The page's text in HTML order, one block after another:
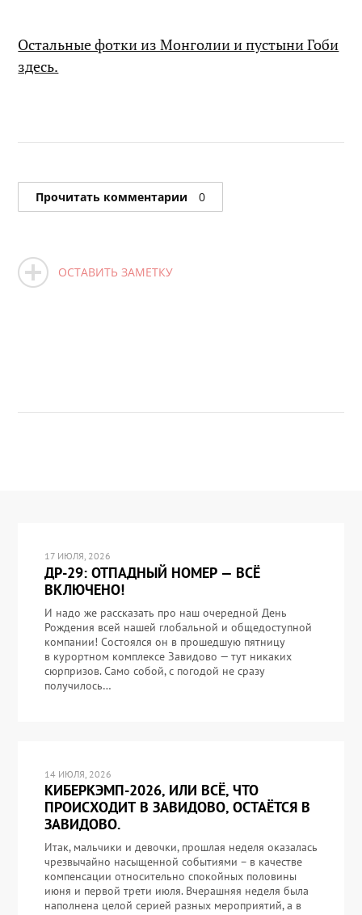
Остальные фотки из Монголии и пустыни Гоби
здесь.
Прочитать комментарии 0
ОСТАВИТЬ ЗАМЕТКУ
17 ИЮЛЯ, 2026
ДР-29: ОТПАДНЫЙ НОМЕР — ВСЁ
ВКЛЮЧЕНО!
И надо же рассказать про наш очередной День
Рождения всей нашей глобальной и общедоступной
компании! Состоялся он в прошедшую пятницу
в курортном комплексе Завидово — тут никаких
сюрпризов. Само собой, с погодой не сразу
получилось…
14 ИЮЛЯ, 2026
КИБЕРКЭМП-2026, ИЛИ ВСЁ, ЧТО
ПРОИСХОДИТ В ЗАВИДОВО, ОСТАЁТСЯ В
ЗАВИДОВО.
Итак, мальчики и девочки, прошлая неделя оказалась
чрезвычайно насыщенной событиями – в качестве
компенсации относительно спокойных половины
июня и первой трети июля. Вчерашняя неделя была
наполнена целой серией разных мероприятий, а в